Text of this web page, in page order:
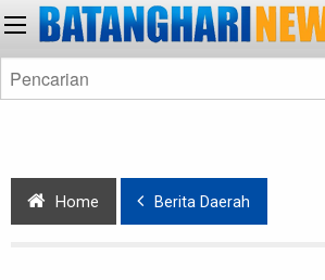
Home Berita Daerah